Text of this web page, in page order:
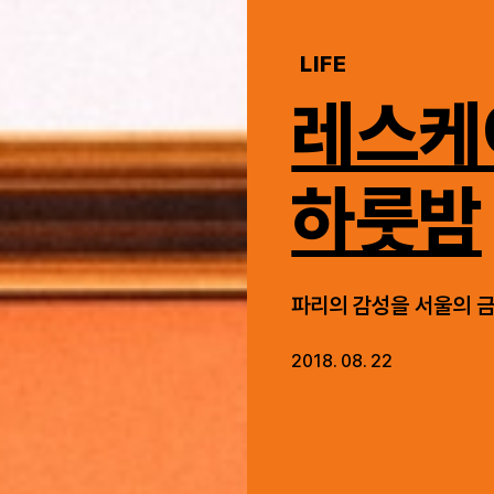
LIFE
레스
하룻밤
파리의 감성을 서울의
2018. 08. 22